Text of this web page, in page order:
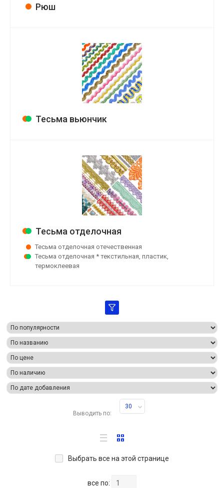
Рюш
Тесьма вьюнчик
Тесьма отделочная
Тесьма отделочная отечественная
Тесьма отделочная * текстильная, пластик,
термоклеевая
Выводить по:
30
Выбрать все на этой странице
все по: